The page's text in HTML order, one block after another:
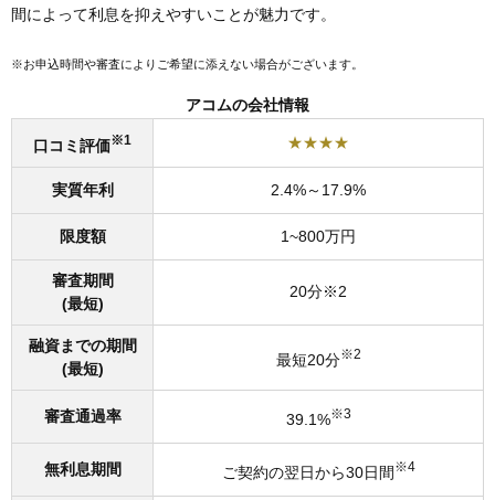
アコムに関するよくある質問
申し込んですぐに借入れできますか？
無利息期間はありますか？
アコムの審査時間は？
月々の返済額は？
借入れ限度額を教えてください
間によって利息を抑えやすいことが魅力です。
※お申込時間や審査によりご希望に添えない場合がございます。
アコムの会社情報
口コミ評価※1 ★★★★
実質年利 2.4%～17.9%
限度額 1~800万円
審査期間
(最短)
20分※2
融資までの期間
(最短)
最短20分※2
審査通過率 39.1%※3
無利息期間 ご契約の翌日から30日間※4